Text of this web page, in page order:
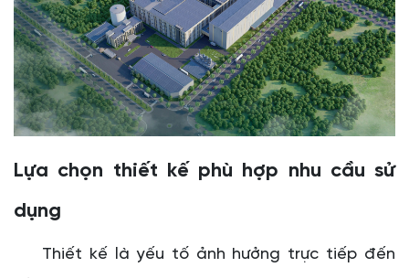
Lựa chọn thiết kế phù hợp nhu cầu sử
dụng
Thiết kế là yếu tố ảnh hưởng trực tiếp đến